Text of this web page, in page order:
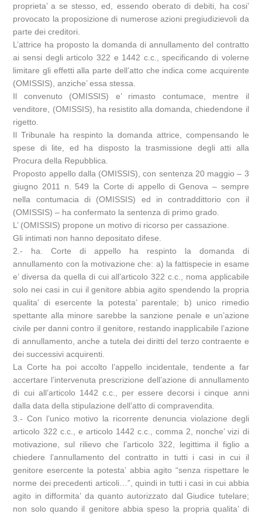
proprieta’ a se stesso, ed, essendo oberato di debiti, ha cosi’
provocato la proposizione di numerose azioni pregiudizievoli da
parte dei creditori.
L’attrice ha proposto la domanda di annullamento del contratto
ai sensi degli articolo 322 e 1442 c.c., specificando di volerne
limitare gli effetti alla parte dell’atto che indica come acquirente
(OMISSIS), anziche’ essa stessa.
Il convenuto (OMISSIS) e’ rimasto contumace, mentre il
venditore, (OMISSIS), ha resistito alla domanda, chiedendone il
rigetto.
Il Tribunale ha respinto la domanda attrice, compensando le
spese di lite, ed ha disposto la trasmissione degli atti alla
Procura della Repubblica.
Proposto appello dalla (OMISSIS), con sentenza 20 maggio – 3
giugno 2011 n. 549 la Corte di appello di Genova – sempre
nella contumacia di (OMISSIS) ed in contraddittorio con il
(OMISSIS) – ha confermato la sentenza di primo grado.
L’ (OMISSIS) propone un motivo di ricorso per cassazione.
Gli intimati non hanno depositato difese.
2.- ha. Corte di appello ha respinto la domanda di
annullamento con la motivazione che: a) la fattispecie in esame
e’ diversa da quella di cui all’articolo 322 c.c., noma applicabile
solo nei casi in cui il genitore abbia agito spendendo la propria
qualita’ di esercente la potesta’ parentale; b) unico rimedio
spettante alla minore sarebbe la sanzione penale e un’azione
civile per danni contro il genitore, restando inapplicabile l’azione
di annullamento, anche a tutela dei diritti del terzo contraente e
dei successivi acquirenti.
La Corte ha poi accolto l’appello incidentale, tendente a far
accertare l’intervenuta prescrizione dell’azione di annullamento
di cui all’articolo 1442 c.c., per essere decorsi i cinque anni
dalla data della stipulazione dell’atto di compravendita.
3.- Con l’unico motivo la ricorrente denuncia violazione degli
articolo 322 c.c., e articolo 1442 c.c., comma 2, nonche’ vizi di
motivazione, sul rilievo che l’articolo 322, legittima il figlio a
chiedere l’annullamento del contratto in tutti i casi in cui il
genitore esercente la potesta’ abbia agito “senza rispettare le
norme dei precedenti articoli…”, quindi in tutti i casi in cui abbia
agito in difformita’ da quanto autorizzato dal Giudice tutelare;
non solo quando il genitore abbia speso la propria qualita’ di